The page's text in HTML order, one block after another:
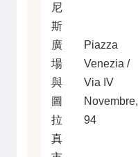
尼
斯
廣
場
與
圖
拉
真
Piazza
Venezia /
Via IV
Novembre,
94